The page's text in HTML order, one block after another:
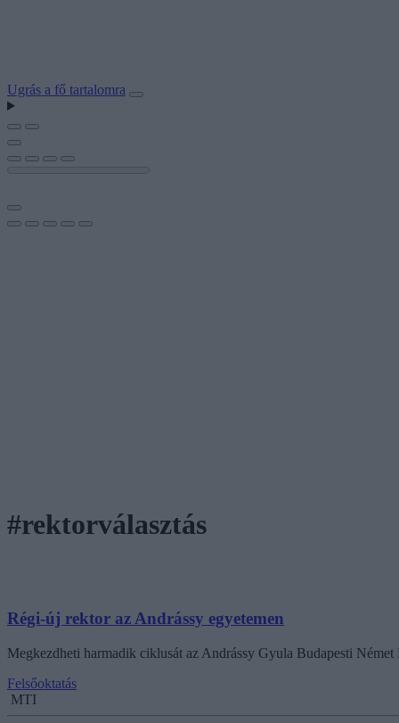
Ugrás a fő tartalomra
#rektorválasztás
Régi-új rektor az Andrássy egyetemen
Megkezdheti harmadik ciklusát az Andrássy Gyula Budapesti
Felsőoktatás
MTI